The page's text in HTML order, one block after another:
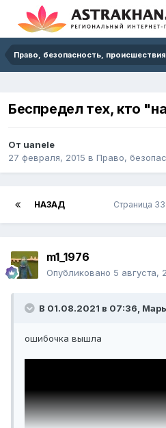
Право, безопасность, происшествия
Беспредел тех, кто
От uanele
27 февраля, 2015 в Право,
НАЗАД Страница
m1_1976
Опубликовано 5 августа,
В 01.08.2021 в 07:36,
ошибочка вышла